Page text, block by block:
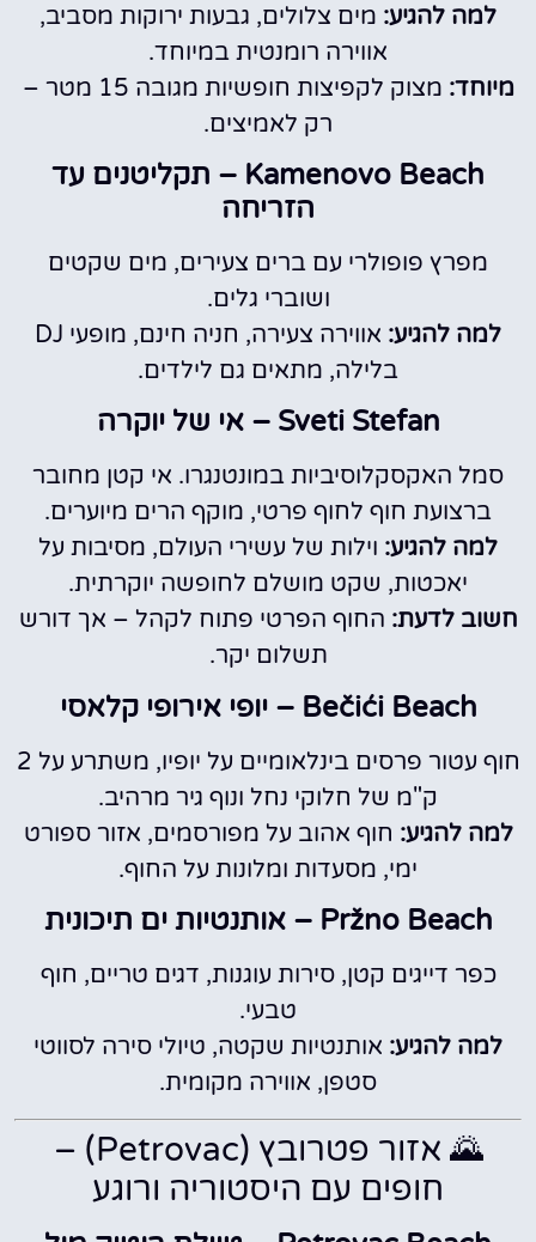
למה להגיע: מים צלולים, גבעות ירוקות מסביב,
אווירה רומנטית במיוחד.
מיוחד:
מצוק לקפיצות חופשיות מגובה 15 מטר –
רק לאמיצים.
Kamenovo Beach – תקליטנים עד
הזריחה
מפרץ פופולרי עם ברים צעירים, מים שקטים
ושוברי גלים.
למה להגיע:
אווירה צעירה, חניה חינם, מופעי DJ
בלילה, מתאים גם לילדים.
Sveti Stefan – אי של יוקרה
סמל האקסקלוסיביות במונטנגרו. אי קטן מחובר
ברצועת חוף לחוף פרטי, מוקף הרים מיוערים.
למה להגיע: וילות של עשירי העולם, מסיבות על
יאכטות, שקט מושלם לחופשה יוקרתית.
חשוב לדעת: החוף הפרטי פתוח לקהל – אך דורש
תשלום יקר.
Bečići Beach – יופי אירופי קלאסי
חוף עטור פרסים בינלאומיים על יופיו, משתרע על 2
ק"מ של חלוקי נחל ונוף גיר מרהיב.
למה להגיע: חוף אהוב על מפורסמים, אזור ספורט
ימי, מסעדות ומלונות על החוף.
Pržno Beach – אותנטיות ים תיכונית
כפר דייגים קטן, סירות עוגנות, דגים טריים, חוף
טבעי.
למה להגיע: אותנטיות שקטה, טיולי סירה לסווטי
סטפן, אווירה מקומית.
🌄 אזור פטרובץ (Petrovac) –
חופים עם היסטוריה ורוגע